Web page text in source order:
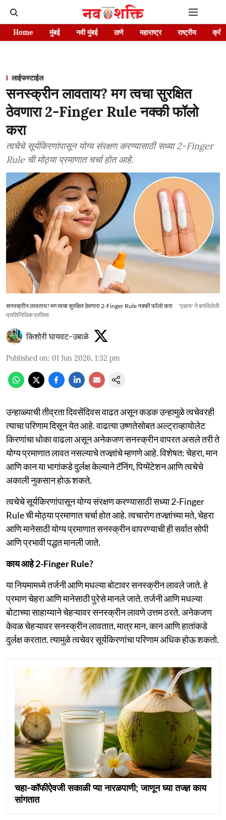
Home मुंबई नवी मुंबई ठाणे महाराष्ट्र राष्ट्रीय
लाईफस्टाईल
सनस्क्रीन लावताय? मग त्वचा सुरक्षित
ठेवणारा 2-Finger Rule नक्की फॉलो
करा
त्वचेचे सूर्यकिरणांपासून योग्य संरक्षण करण्यासाठी सध्या 2-Finger
Rule ची मोठ्या प्रमाणात चर्चा होत आहे.
सनस्क्रीन लावताय? मग त्वचा सुरक्षित ठेवणारा 2-Finger Rule नक्की फॉलो करा
'एआय' ने बनविलेली
प्रातिनिधिक प्रतिमा
किशोरी घायवट-उबाळे
Published on: 01 Jun 2026, 1:32 pm
उन्हाळ्याची तीव्रता दिवसेंदिवस वाढत असून कडक उन्हामुळे त्वचेवरही
त्याचा परिणाम दिसून येत आहे. वाढत्या उष्णतेसोबत अल्ट्राव्हायोलेट
किरणांचा धोका वाढला असून अनेकजण सनस्क्रीन वापरत असले तरी ते
योग्य प्रमाणात लावत नसल्याचे तज्ज्ञांचे म्हणणे आहे. विशेषत: चेहरा, मान
आणि कान या भागांकडे दुर्लक्ष केल्याने टॅनिंग, पिग्मेंटेशन आणि त्वचेचे
अकाली नुकसान होऊ शकते.
त्वचेचे सूर्यकिरणांपासून योग्य संरक्षण करण्यासाठी सध्या 2-Finger
Rule ची मोठ्या प्रमाणात चर्चा होत आहे. त्वचारोग तज्ज्ञांच्या मते, चेहरा
आणि मानेसाठी योग्य प्रमाणात सनस्क्रीन वापरण्याची ही सर्वात सोपी
आणि प्रभावी पद्धत मानली जाते.
काय आहे 2-Finger Rule?
या नियमामध्ये तर्जनी आणि मधल्या बोटावर सनस्क्रीन लावले जाते. हे
प्रमाण चेहरा आणि मानेसाठी पुरेसे मानले जाते. तर्जनी आणि मधल्या
बोटाच्या साहाय्याने चेहऱ्यावर सनस्क्रीन लावणे उत्तम ठरते. अनेकजण
केवळ चेहऱ्यावर सनस्क्रीन लावतात, मात्र मान, कान आणि हातांकडे
दुर्लक्ष करतात. त्यामुळे त्वचेवर सूर्यकिरणांचा परिणाम अधिक होऊ शकतो.
चहा-कॉफीऐवजी सकाळी प्या नारळपाणी; जाणून घ्या तज्ज्ञ काय
सांगतात